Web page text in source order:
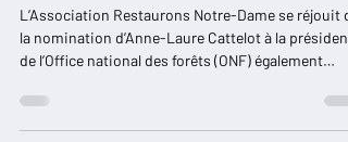
de la forêt et de Notre-Dame de
Paris
la nomination d’Anne-Laure Cattelot à la
de l’Office national des forêts (ONF) également